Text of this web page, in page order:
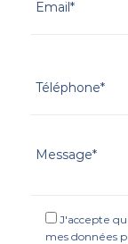
J'accepte
mes données